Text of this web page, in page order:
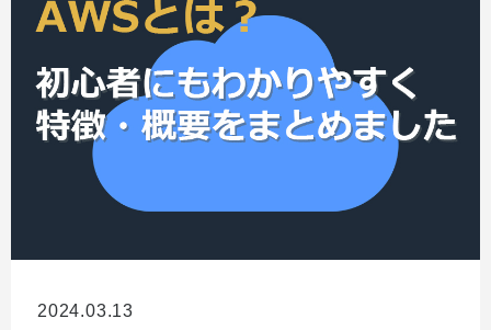
2024.03.13